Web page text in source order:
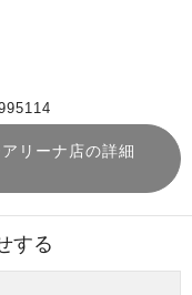
リーナ店の詳細
する